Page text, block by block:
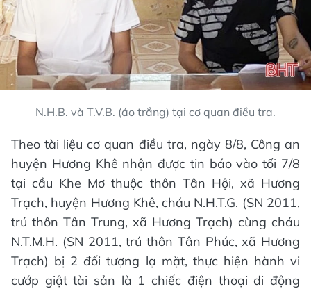
N.H.B. và T.V.B. (áo trắng) tại cơ quan điều tra.
Theo tài liệu cơ quan điều tra, ngày 8/8, Công an
huyện Hương Khê nhận được tin báo vào tối 7/8
tại cầu Khe Mơ thuộc thôn Tân Hội, xã Hương
Trạch, huyện Hương Khê, cháu N.H.T.G. (SN 2011,
trú thôn Tân Trung, xã Hương Trạch) cùng cháu
N.T.M.H. (SN 2011, trú thôn Tân Phúc, xã Hương
Trạch) bị 2 đối tượng lạ mặt, thực hiện hành vi
cướp giật tài sản là 1 chiếc điện thoại di động